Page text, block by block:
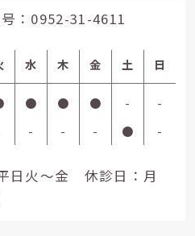
： 0952-31-4611
水 木 金 土 日
● ● ● -
-
- - - ● -
日火～金 休診日：月